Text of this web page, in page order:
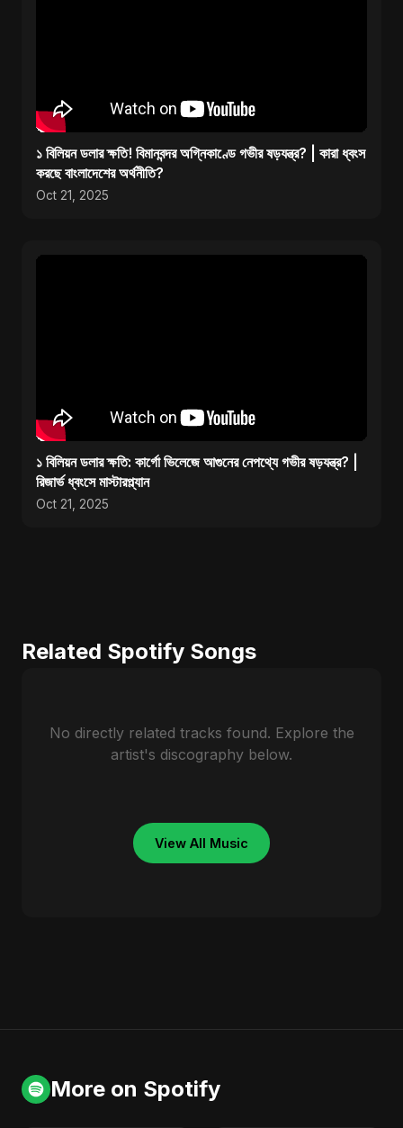
১ বিলিয়ন ডলার ক্ষতি! বিমানবন্দর অগ্নিকাণ্ডে গভীর ষড়যন্ত্র? | কারা ধ্বংস
করছে বাংলাদেশের অর্থনীতি?
Oct 21, 2025
১ বিলিয়ন ডলার ক্ষতি: কার্গো ভিলেজে আগুনের নেপথ্যে গভীর ষড়যন্ত্র? |
রিজার্ভ ধ্বংসে মাস্টারপ্ল্যান
Oct 21, 2025
Related Spotify Songs
No directly related tracks found. Explore the
artist's discography below.
View All Music
More on Spotify